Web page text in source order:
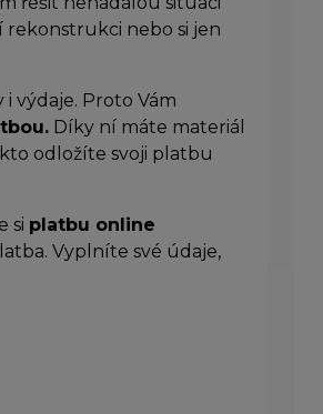
rekonstrukci nebo si jen
výdaje. Proto Vám
Díky ní máte materiál
odložíte svoji platbu
si platbu online
Vyplníte své údaje,